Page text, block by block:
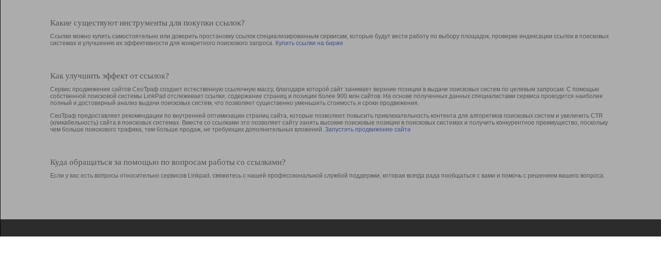
Какие существуют инструменты для покупки ссылок?
Ссылки можно купить самостоятельно или доверить простановку ссылок специализированным сервисам, которые будут вести работу по выбору площадок, проверке индексации ссылок в поисковых
системах и улучшению их эффективности для конкретного поискового запроса. Купить ссылки на бирже
Как улучшить эффект от ссылок?
Сервис продвижения сайтов СеоТраф создает естественную ссылочную массу, благодаря которой сайт занимает верхние позиции в выдаче поисковых систем по целевым запросам. С помощью
собственной поисковой системы LinkPad отслеживает ссылки, содержание страниц и позиции более 900 млн сайтов. На основе полученных данных специалистами сервиса проводится наиболее
полный и достоверный анализ выдачи поисковых систем, что позволяет существенно уменьшить стоимость и сроки продвижения.
СеоТраф предоставляет рекомендации по внутренней оптимизации страниц сайта, которые позволяют повысить привлекательность контента для алгоритмов поисковых систем и увеличить CTR
(кликабельность) сайта в поисковых системах. Вместе со ссылками это позволяет сайту занять высокие поисковые позиции в поисковых системах и получить конкурентное преимущество, поскольку
чем больше поискового трафика, тем больше продаж, не требующих дополнительных вложений. Запустить продвижение сайта
Куда обращаться за помощью по вопросам работы со ссылками?
Если у вас есть вопросы относительно сервисов Linkpad, свяжитесь с нашей профессиональной службой поддержки, которая всегда рада пообщаться с вами и помочь с решением вашего вопроса.